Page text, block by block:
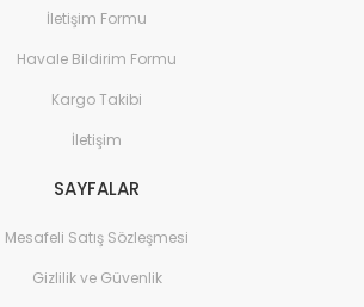
İletişim Formu
Havale Bildirim Formu
Kargo Takibi
İletişim
SAYFALAR
Mesafeli Satış Sözleşmesi
Gizlilik ve Güvenlik